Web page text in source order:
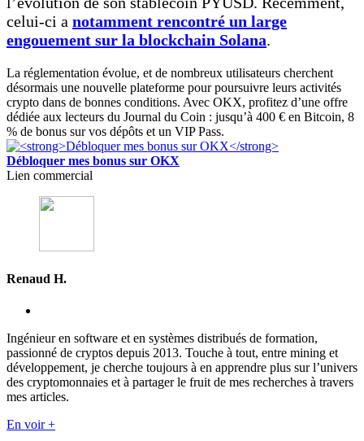
celui-ci a notamment rencontré un large
engouement sur la blockchain Solana.
La réglementation évolue, et de nombreux utilisateurs cherchent
désormais une nouvelle plateforme pour poursuivre leurs activités
crypto dans de bonnes conditions. Avec OKX, profitez d’une offre
dédiée aux lecteurs du Journal du Coin : jusqu’à 400 € en Bitcoin, 8
% de bonus sur vos dépôts et un VIP Pass.
Débloquer mes bonus sur OKX
Lien commercial
Renaud H.
Ingénieur en software et en systèmes distribués de formation,
passionné de cryptos depuis 2013. Touche à tout, entre mining et
développement, je cherche toujours à en apprendre plus sur l’univers
des cryptomonnaies et à partager le fruit de mes recherches à travers
mes articles.
En voir +